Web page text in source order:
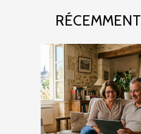
RÉCEMMENT